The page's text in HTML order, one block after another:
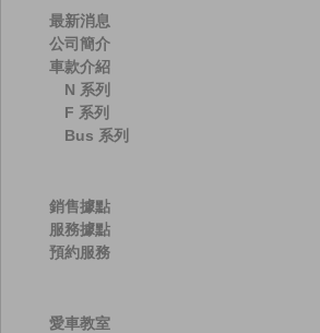
最新消息
公司簡介
車款介紹
N 系列
F 系列
Bus 系列
銷售據點
服務據點
預約服務
愛車教室